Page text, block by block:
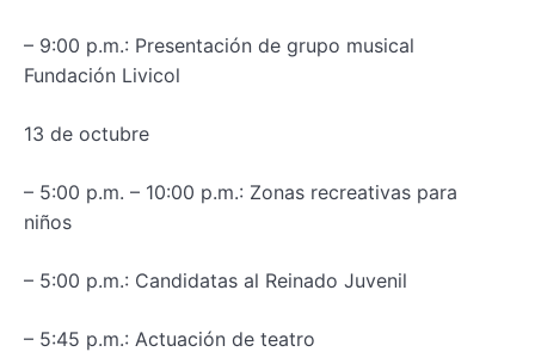
– 9:00 p.m.: Presentación de grupo musical
Fundación Livicol
13 de octubre
– 5:00 p.m. – 10:00 p.m.: Zonas recreativas para
niños
– 5:00 p.m.: Candidatas al Reinado Juvenil
– 5:45 p.m.: Actuación de teatro